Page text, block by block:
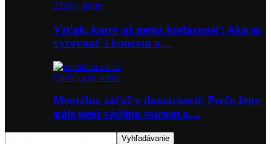
22:00 / Intim
Vzťah, ktorý už nemá budúcnosť: Ako sa
vyrovnať s koncom a…
Chvíľka so sebou
Mentálna záťaž v domácnosti: Prečo ženy
stále nesú väčšinu starostí o…